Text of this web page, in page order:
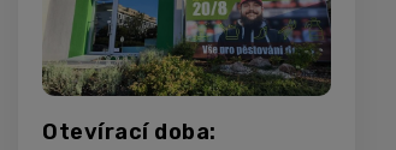
Otevírací doba: